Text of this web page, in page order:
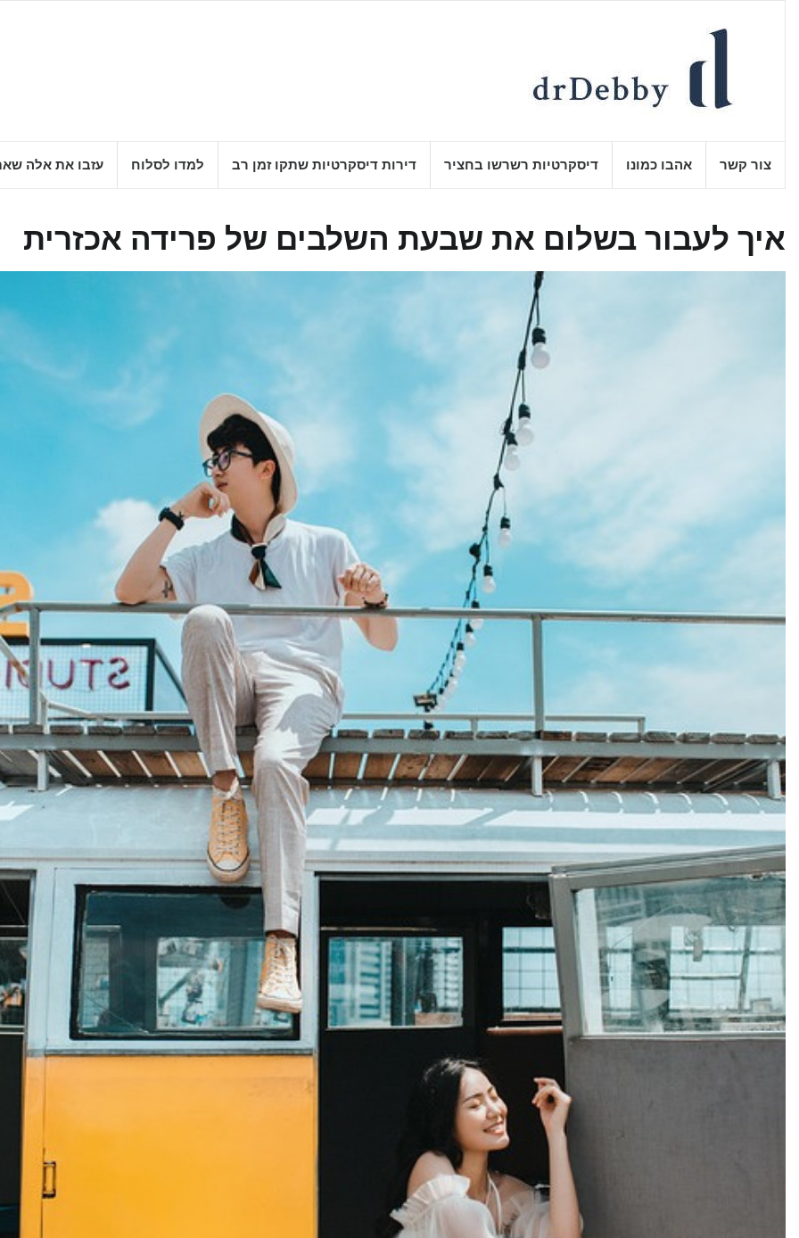
צור קשר אהבו כמונו דיסקרטיות רשרשו בחציר דירות דיסקרטיות שתקו זמן רב למדו לסלוח עזבו את אלה
איך לעבור בשלום את שבעת השלבים של פרידה אכזרית